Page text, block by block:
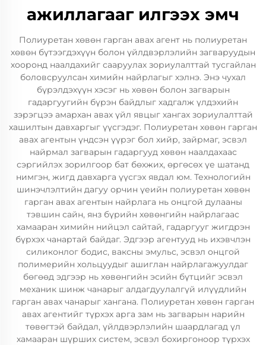
ажиллагааг илгээх эмч
Полиуретан хөвөн гарган авах агент нь полиуретан
хөвөн бүтээгдэхүүн болон үйлдвэрлэлийн загваруудын
хооронд наалдахийг сааруулах зориулалттай тусгайлан
боловсруулсан химийн найрлагыг хэлнэ. Энэ чухал
бүрэлдэхүүн хэсэг нь хөвөн болон загварын
гадаргуугийн бүрэн байдлыг хадгалж үлдэхийн
зэрэгцээ амархан авах үйл явцыг хангах зориулалттай
хашилтын давхаргыг үүсгэдэг. Полиуретан хөвөн гарган
авах агентын үндсэн үүрэг бол хийр, зайрмаг, эсвэл
найрмал загварын гадаргууд хөвөн наалдахаас
сэргийлэх зорилгоор бат бөхжих, өргөсөх үе шатанд
нимгэн, жигд давхарга үүсгэх явдал юм. Технологийн
шинэчлэлтийн дагуу орчин үеийн полиуретан хөвөн
гарган авах агентын найрлага нь онцгой дулааны
тэвшин сайн, янз бүрийн хөвөнгийн найрлагаас
хамааран химийн нийцэл сайтай, гадаргууг жигдрэн
бүрхэх чанартай байдаг. Эдгээр агентууд нь ихэвчлэн
силиконлог бодис, ваксны эмульс, эсвэл онцгой
полимерийн хольцуудыг ашиглан найрлагажуулдаг
бөгөөд эдгээр нь хөвөнгийн эсийн бүтцийг эсвэл
механик шинж чанарыг алдагдуулалгүй илүүдлийн
гарган авах чанарыг хангана. Полиуретан хөвөн гарган
авах агентийг түрхэх арга зам нь загварын нарийн
төвөгтэй байдал, үйлдвэрлэлийн шаардлагад үл
хамааран шүрших систем, эсвэл бохиргоноор түрхэх